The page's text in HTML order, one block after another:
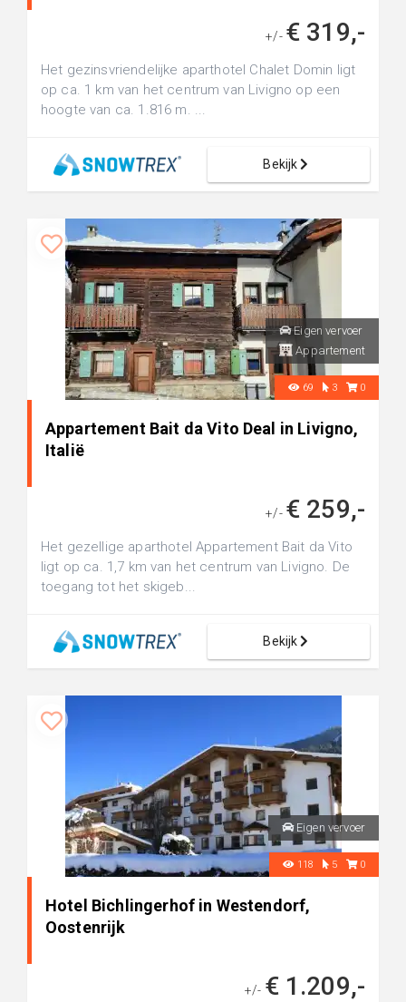
+/- € 319,-
Het gezinsvriendelijke aparthotel Chalet Domin ligt
op ca. 1 km van het centrum van Livigno op een
hoogte van ca. 1.816 m. ...
Bekijk
Eigen vervoer
Appartement
69 3 0
Appartement Bait da Vito Deal in Livigno,
Italië
+/- € 259,-
Het gezellige aparthotel Appartement Bait da Vito
ligt op ca. 1,7 km van het centrum van Livigno. De
toegang tot het skigeb...
Bekijk
Eigen vervoer
118 5 0
Hotel Bichlingerhof in Westendorf,
Oostenrijk
+/- € 1.209,-